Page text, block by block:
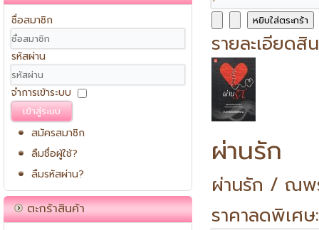
ชื่อสมาชิก
รหัสผ่าน
จำการเข้าระบบ
เข้าสู่ระบบ
สมัครสมาชิก
ลืมชื่อผู้ใช้?
ลืมรหัสผ่าน?
ตะกร้าสินค้า
รายละเอียดสิ
ผ่านรัก
ผ่านรัก / ณพ
ราคาลดพิเศ